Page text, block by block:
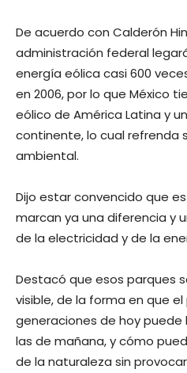
De acuerdo con Calderón
administración federal
energía eólica casi 600
en 2006, por lo que México
eólico de América Latina y
continente, lo cual refrenda
ambiental.
Dijo estar convencido que
marcan ya una diferencia y
de la electricidad y de la
Destacó que esos parques
visible, de la forma en que
generaciones de hoy
las de mañana, y cómo
de la naturaleza sin